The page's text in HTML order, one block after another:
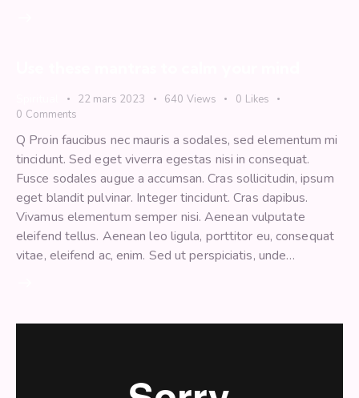
22 mars 2023 640 Views 0 Likes
0 Comments
Q Proin faucibus nec mauris a sodales, sed elementum mi
tincidunt. Sed eget viverra egestas nisi in consequat.
Fusce sodales augue a accumsan. Cras sollicitudin, ipsum
eget blandit pulvinar. Integer tincidunt. Cras dapibus.
Vivamus elementum semper nisi. Aenean vulputate
eleifend tellus. Aenean leo ligula, porttitor eu, consequat
vitae, eleifend ac, enim. Sed ut perspiciatis, unde…